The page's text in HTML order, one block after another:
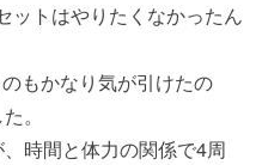
ットはやりたくなかったん
もかなり気が引けたの
。
時間と体力の関係で4周